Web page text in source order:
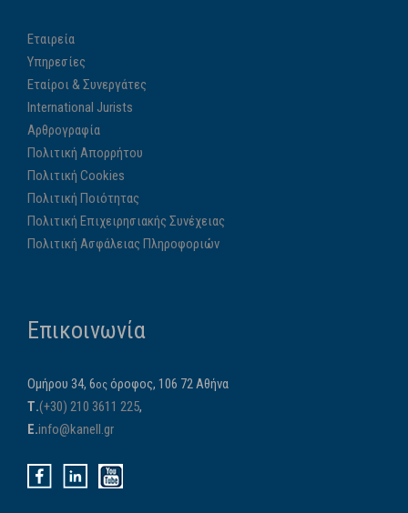
Εταιρεία
Υπηρεσίες
Εταίροι & Συνεργάτες
International Jurists
Αρθρογραφία
Πολιτική Απορρήτου
Πολιτική Cookies
Πολιτική Ποιότητας
Πολιτική Επιχειρησιακής Συνέχειας
Πολιτική Ασφάλειας Πληροφοριών
Επικοινωνία
Ομήρου 34, 6ος όροφος, 106 72 Αθήνα
Τ.(+30) 210 3611 225,
E.info@kanell.gr